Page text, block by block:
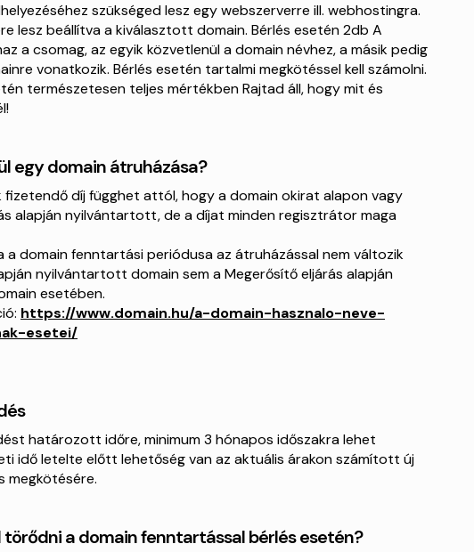
szükséged lesz egy webszerverre ill. webhostingra.
lesz beállítva a kiválasztott domain. Bérlés esetén 2db A
a csomag, az egyik közvetlenül a domain névhez, a másik pedig
vonatkozik. Bérlés esetén tartalmi megkötéssel kell számolni.
természetesen teljes mértékben Rajtad áll, hogy mit és
egy domain átruházása?
fizetendő díj függhet attól, hogy a domain okirat alapon vagy
alapján nyilvántartott, de a díjat minden regisztrátor maga
a domain fenntartási periódusa az átruházással nem változik
nyilvántartott domain sem a Megerősítő eljárás alapján
esetében.
https://www.domain.hu/a-domain-hasznalo-neve-
esetei/
határozott időre, minimum 3 hónapos időszakra lehet
idő letelte előtt lehetőség van az aktuális árakon számított új
megkötésére.
törődni a domain fenntartással bérlés esetén?